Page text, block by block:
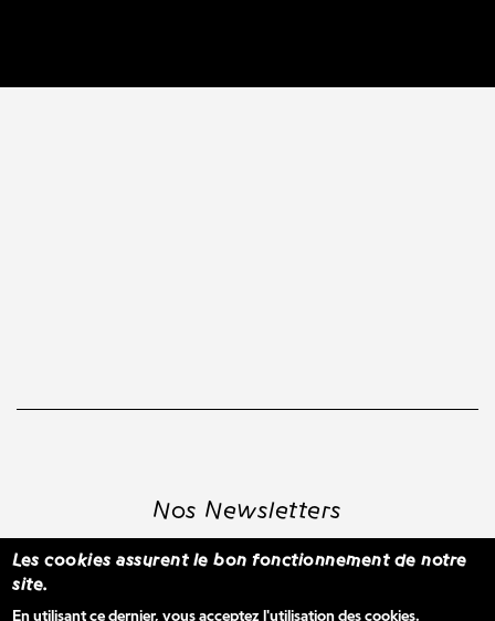
Nos Newsletters
Les cookies assurent le bon fonctionnement de notre
site.
En utilisant ce dernier, vous acceptez l'utilisation des cookies.